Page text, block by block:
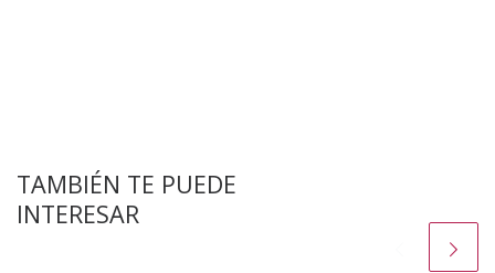
TAMBIÉN TE PUEDE
INTERESAR